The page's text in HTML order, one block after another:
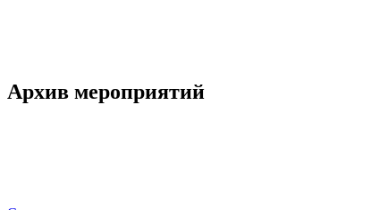
Архив мероприятий